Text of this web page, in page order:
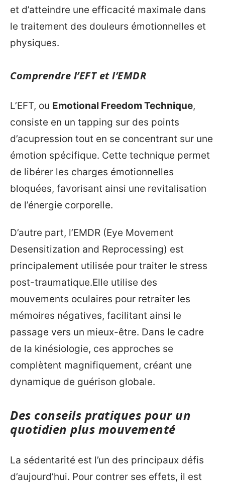
et d’atteindre une efficacité maximale dans
le traitement des douleurs émotionnelles et
physiques.
Comprendre l’EFT et l’EMDR
L’EFT, ou Emotional Freedom Technique,
consiste en un tapping sur des points
d’acupression tout en se concentrant sur une
émotion spécifique. Cette technique permet
de libérer les charges émotionnelles
bloquées, favorisant ainsi une revitalisation
de l’énergie corporelle.
D’autre part, l’EMDR (Eye Movement
Desensitization and Reprocessing) est
principalement utilisée pour traiter le stress
post-traumatique.Elle utilise des
mouvements oculaires pour retraiter les
mémoires négatives, facilitant ainsi le
passage vers un mieux-être. Dans le cadre
de la kinésiologie, ces approches se
complètent magnifiquement, créant une
dynamique de guérison globale.
Des conseils pratiques pour un
quotidien plus mouvementé
La sédentarité est l’un des principaux défis
d’aujourd’hui. Pour contrer ses effets, il est